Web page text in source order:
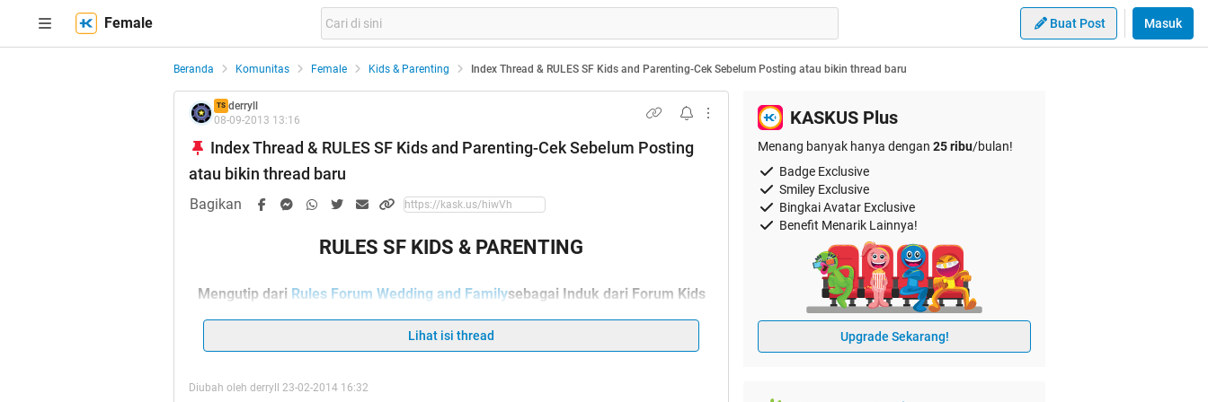
Female Buat Post Masuk
Beranda Komunitas Female Kids & Parenting Index Thread & RULES SF Kids and Parenting-Cek Sebelum Posting atau bikin thread baru
TS derryll
08-09-2013 13:16
Index Thread & RULES SF Kids and Parenting-Cek Sebelum Posting
atau bikin thread baru
Bagikan
RULES SF KIDS & PARENTING
Mengutip dari Rules Forum Wedding and Familysebagai Induk dari Forum Kids
1. THREAD
Lihat isi thread
Diubah oleh derryll 23-02-2014 16:32
KASKUS Plus
Menang banyak hanya dengan 25 ribu/bulan!
Badge Exclusive
Smiley Exclusive
Bingkai Avatar Exclusive
Benefit Menarik Lainnya!
Upgrade Sekarang!